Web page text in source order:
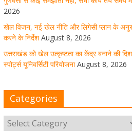
बढ़ रही उत्तराखंड
August 8, 2026 1
मुख्य सचिव ने कहा-
2026
खेल विजन, नई खेल नीति और लिगेसी प्लान के
करने के निर्देश August 8, 2026
उत्तराखंड को खेल उत्कृष्टता का केंद्र बनाने की
स्पोर्ट्स यूनिवर्सिटी परियोजना August 8, 2026
Categories